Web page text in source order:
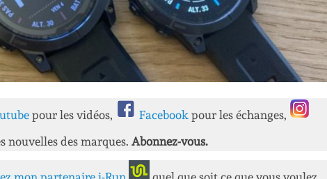
pour les vidéos, Facebook pour les échanges,
nouvelles des marques. Abonnez-vous.